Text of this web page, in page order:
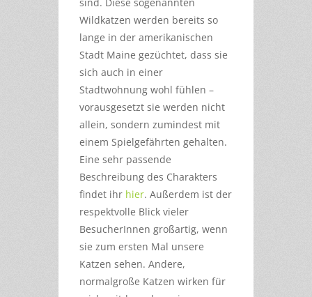
Wildkatzen werden bereits so
lange in der amerikanischen
Stadt Maine gezüchtet, dass sie
sich auch in einer
Stadtwohnung wohl fühlen –
vorausgesetzt sie werden nicht
allein, sondern zumindest mit
einem Spielgefährten gehalten.
Eine sehr passende
Beschreibung des Charakters
findet ihr hier. Außerdem ist der
respektvolle Blick vieler
BesucherInnen großartig, wenn
sie zum ersten Mal unsere
Katzen sehen. Andere,
normalgroße Katzen wirken für